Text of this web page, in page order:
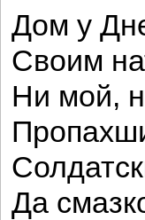
Дом у
Своим
Ни мой,
Да